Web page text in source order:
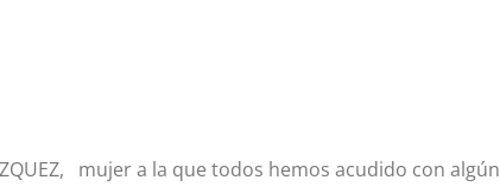
mujer a la que todos hemos acudido con algún